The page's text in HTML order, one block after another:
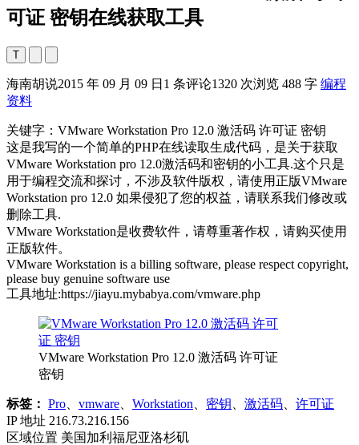
可证 密钥在线获取工具
T
海南胡说2015 年 09 月 09 日 1 条评论1320 次浏览 488 字 编程
资料
关键字：VMware Workstation Pro 12.0 激活码 许可证 密钥
这是我写的一个简单的PHP在线读取生成代码，是关于获取
VMware Workstation pro 12.0激活码和密钥的小工具.这个只是
用于编程交流和探讨，不涉及软件版权，请使用正版VMware
Workstation pro 12.0 如果侵犯了您的权益，请联系我们修改或
删除工具.
VMware Workstation是收费软件，请尊重著作权，请购买使用
正版软件。
VMware Workstation is a billing software, please respect copyright,
please buy genuine software use
工具地址:https://jiayu.mybabya.com/vmware.php
VMware Workstation Pro 12.0 激活码 许可证
密钥
标签： Pro vmware Workstation 密钥 激活码
许可证
IP 地址 216.73.216.156
区域位置 美国加利福尼亚洛杉矶